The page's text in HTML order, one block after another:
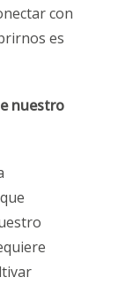
con
es
nuestro